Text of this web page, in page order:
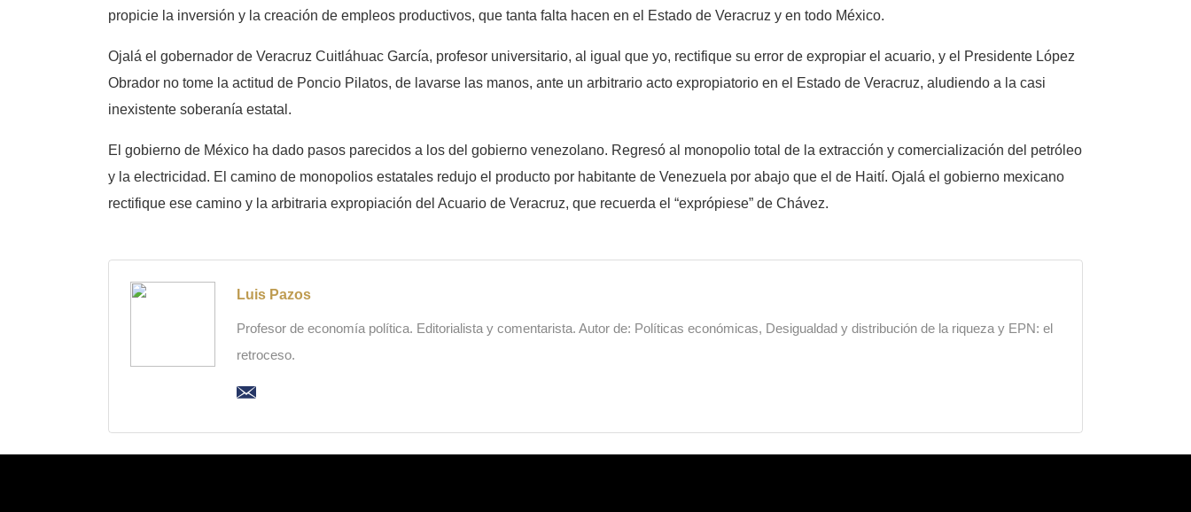
propicie la inversión y la creación de empleos productivos, que tanta falta hacen en el Estado de Veracruz y en todo México.
Ojalá el gobernador de Veracruz Cuitláhuac García, profesor universitario, al igual que yo, rectifique su error de expropiar el acuario, y el Presidente López
Obrador no tome la actitud de Poncio Pilatos, de lavarse las manos, ante un arbitrario acto expropiatorio en el Estado de Veracruz, aludiendo a la casi
inexistente soberanía estatal.
El gobierno de México ha dado pasos parecidos a los del gobierno venezolano. Regresó al monopolio total de la extracción y comercialización del petróleo
y la electricidad. El camino de monopolios estatales redujo el producto por habitante de Venezuela por abajo que el de Haití. Ojalá el gobierno mexicano
rectifique ese camino y la arbitraria expropiación del Acuario de Veracruz, que recuerda el “exprópiese” de Chávez.
Luis Pazos
Profesor de economía política. Editorialista y comentarista. Autor de: Políticas económicas, Desigualdad y distribución de la riqueza y EPN: el
retroceso.